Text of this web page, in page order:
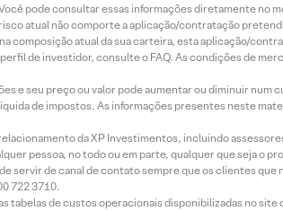
pode consultar essas informações diretamente no
atual não comporte a aplicação/contratação
composição atual da sua carteira, esta aplicação/
de investidor, consulte o FAQ. As condições de
e seu preço ou valor pode aumentar ou diminuir
de impostos. As informações presentes neste
da XP Investimentos, incluindo
pessoa, no todo ou em parte, qualquer que seja o
servir de canal de contato sempre que os clientes
722 3710.
tabelas de custos operacionais disponibilizadas no site